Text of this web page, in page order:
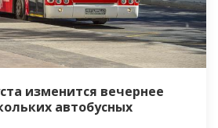
изменится вечернее
автобусных